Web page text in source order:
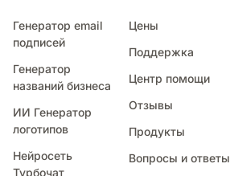
Заниматься боксом
Экстремальный
Вратарь
Боевые искусства
Медаль
Генератор email
подписей
Генератор
названий бизнеса
ИИ Генератор
логотипов
Нейросеть
Турбочат
Цены
Поддержка
Центр помощи
Отзывы
Продукты
Вопросы и ответы